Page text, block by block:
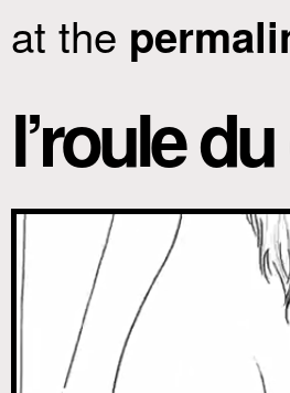
at the
l’roule